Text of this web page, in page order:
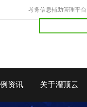
考务信息辅助管理平台
资讯 关于灌顶云